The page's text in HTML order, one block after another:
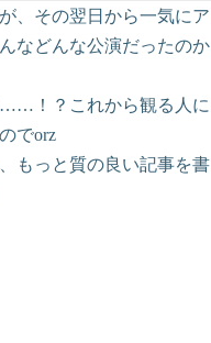
、その翌日から一気にア
などんな公演だったのか
……！？これから観る人に
でorz
もっと質の良い記事を書